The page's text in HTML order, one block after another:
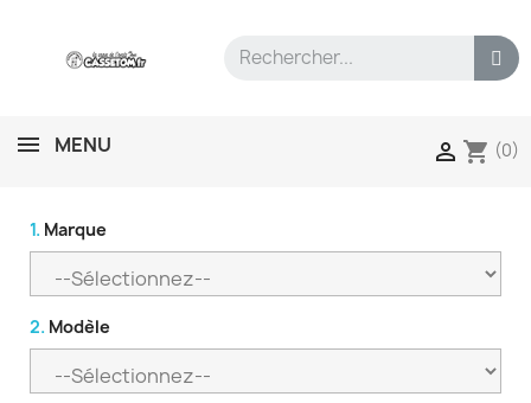
MENU  shopping_cart (0)
1. Marque
2. Modèle